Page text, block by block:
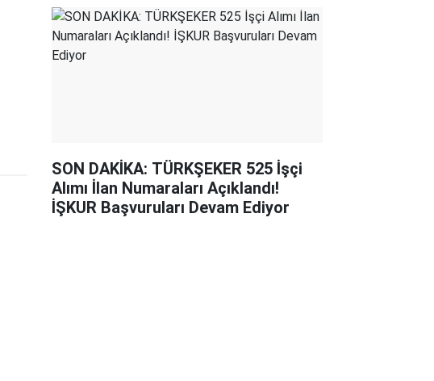
SON DAKİKA: TÜRKŞEKER 525 İşçi
Alımı İlan Numaraları Açıklandı!
İŞKUR Başvuruları Devam Ediyor